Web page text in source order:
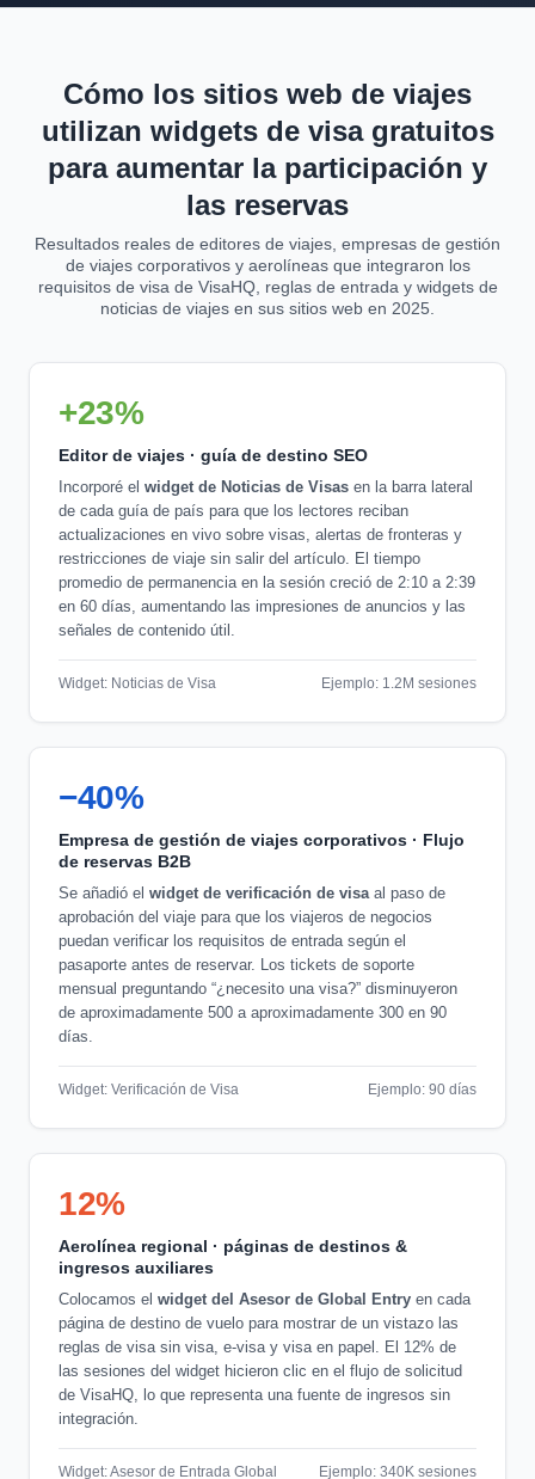
Cómo los sitios web de viajes
utilizan widgets de visa gratuitos
para aumentar la participación y
las reservas
Resultados reales de editores de viajes, empresas de gestión
de viajes corporativos y aerolíneas que integraron los
requisitos de visa de VisaHQ, reglas de entrada y widgets de
noticias de viajes en sus sitios web en 2025.
+23%
Editor de viajes · guía de destino SEO
Incorporé el widget de Noticias de Visas en la barra lateral
de cada guía de país para que los lectores reciban
actualizaciones en vivo sobre visas, alertas de fronteras y
restricciones de viaje sin salir del artículo. El tiempo
promedio de permanencia en la sesión creció de 2:10 a 2:39
en 60 días, aumentando las impresiones de anuncios y las
señales de contenido útil.
Widget: Noticias de Visa Ejemplo: 1.2M sesiones
−40%
Empresa de gestión de viajes corporativos · Flujo
de reservas B2B
Se añadió el widget de verificación de visaal paso de
aprobación del viaje para que los viajeros de negocios
puedan verificar los requisitos de entrada según el
pasaporte antes de reservar. Los tickets de soporte
mensual preguntando “¿necesito una visa?” disminuyeron
de aproximadamente 500 a aproximadamente 300 en 90
días.
Widget: Verificación de Visa Ejemplo: 90 días
12%
Aerolínea regional · páginas de destinos &
ingresos auxiliares
Colocamos el widget del Asesor de Global Entry en cada
página de destino de vuelo para mostrar de un vistazo las
reglas de visa sin visa, e-visa y visa en papel. El 12% de
las sesiones del widget hicieron clic en el flujo de solicitud
de VisaHQ, lo que representa una fuente de ingresos sin
integración.
Widget: Asesor de Entrada Global Ejemplo: 340K sesiones